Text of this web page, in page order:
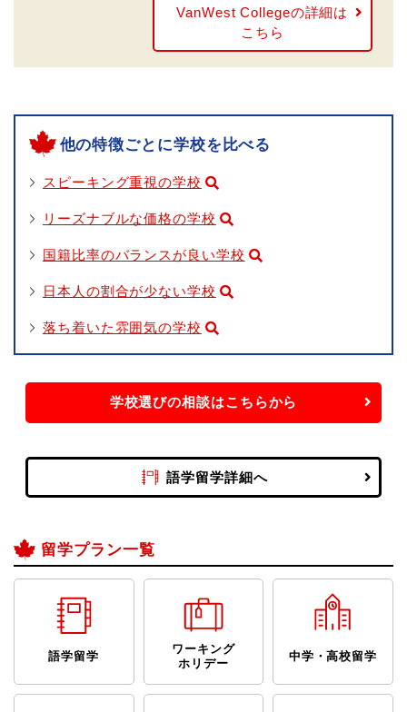
VanWest Collegeの詳細は
こちら
他の特徴ごとに学校を比べる
スピーキング重視の学校
リーズナブルな価格の学校
国籍比率のバランスが良い学校
日本人の割合が少ない学校
落ち着いた雰囲気の学校
学校選びの相談はこちらから
語学留学詳細へ
留学プラン一覧
語学留学
ワーキング
ホリデー
中学・高校留学